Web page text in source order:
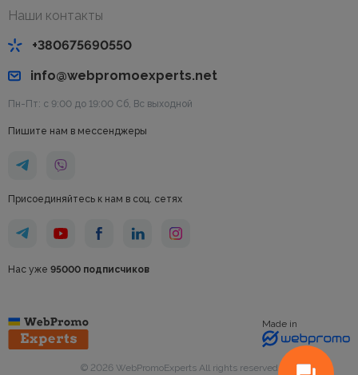
Наши контакты
+380675690550
info@webpromoexperts.net
Пн-Пт: с 9:00 до 19:00 Cб, Вс выходной
Пишите нам в мессенджеры
Присоединяйтесь к нам в соц. сетях
Нас уже 95000 подписчиков
Made in
© 2026 WebPromoExperts All rights reserved